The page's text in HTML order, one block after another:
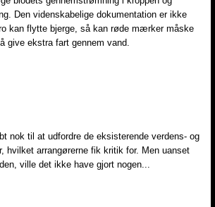
Den videnskabelige dokumentation er ikke
kan flytte bjerge, så kan røde mærker måske
give ekstra fart gennem vand.
nok til at udfordre de eksisterende verdens- og
hvilket arrangørerne fik kritik for. Men uanset
ville det ikke have gjort nogen...